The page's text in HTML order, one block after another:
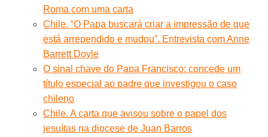
Roma com uma carta
Chile. “O Papa buscará criar a impressão de que
está arrependido e mudou”. Entrevista com Anne
Barrett Doyle
O sinal chave do Papa Francisco: concede um
título especial ao padre que investigou o caso
chileno
Chile. A carta que avisou sobre o papel dos
jesuítas na diocese de Juan Barros